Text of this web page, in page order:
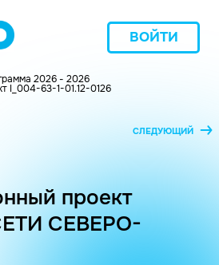
ВОЙТИ
2026 - 2026
I_004-63-1-01.12-0126
СЛЕДУЮЩИЙ
проект
СЕВЕРО-